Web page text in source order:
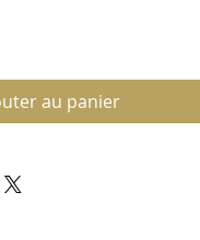
au panier